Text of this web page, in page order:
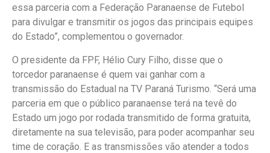
essa parceria com a Federação Paranaense de Futebol
para divulgar e transmitir os jogos das principais equipes
do Estado”, complementou o governador.
O presidente da FPF, Hélio Cury Filho, disse que o
torcedor paranaense é quem vai ganhar com a
transmissão do Estadual na TV Paraná Turismo. “Será uma
parceria em que o público paranaense terá na tevê do
Estado um jogo por rodada transmitido de forma gratuita,
diretamente na sua televisão, para poder acompanhar seu
time de coração. E as transmissões vão atender a todos